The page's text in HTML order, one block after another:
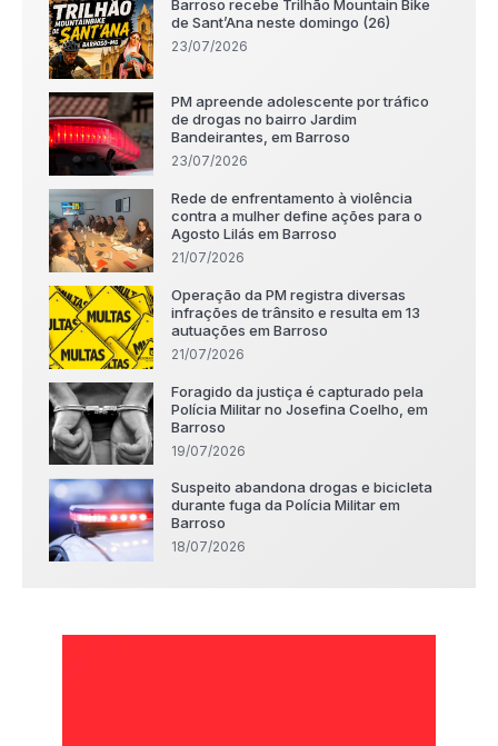
Barroso recebe Trilhão Mountain Bike
de Sant’Ana neste domingo (26)
23/07/2026
PM apreende adolescente por tráfico
de drogas no bairro Jardim
Bandeirantes, em Barroso
23/07/2026
Rede de enfrentamento à violência
contra a mulher define ações para o
Agosto Lilás em Barroso
21/07/2026
Operação da PM registra diversas
infrações de trânsito e resulta em 13
autuações em Barroso
21/07/2026
Foragido da justiça é capturado pela
Polícia Militar no Josefina Coelho, em
Barroso
19/07/2026
Suspeito abandona drogas e bicicleta
durante fuga da Polícia Militar em
Barroso
18/07/2026